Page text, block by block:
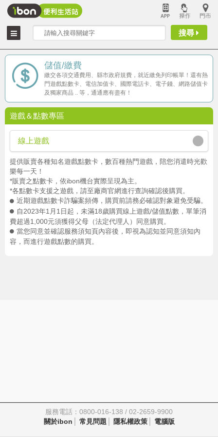
搜尋
儲值/繳費
繳交各項交通費用、縣市政府規費，就近繳免列印帳單！還有熱
門遊戲點數卡、電信加值卡、國際電話卡、電子錢、網路儲值卡
及獨家商品 .. 等，通通應有盡有！
遊戲＆點數專區
線上遊戲
提供販賣各種知名遊戲點數卡，數百種熱門遊戲，陪您消遣時光歡
樂每一天！
*販賣之點數卡，依ibon機台實際呈現為主。
*各點數卡支援之遊戲，請至廠商官網進行查詢確認後購買。
近期遊戲點數卡詐騙案頻傳，購買前請務必確認對象避免受騙。
自2023年1月1日起，未滿18歲購買線上遊戲/儲值點數，單筆消
費超過1,000元須獲得父母（法定代理人）同意購買。
當您同意並確認服務須知頁內容後，即視為認知並同意須知內
容，而進行遊戲點數的購買。
服務電話：0800-016-138 / 02-2659-9900
關於ibon
常見問題 隱私權政策 電腦版